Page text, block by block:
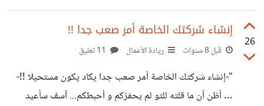
في التصميم الدقيق للأشياء(Layouts) .. لم أنتقل بعد إلى
flexbox و grid ... هل من طرق أو تقنيات مساعدة للمبتدئين
أمثالي؟ بعبارة أخرى هل من طرق أو أفكار رأيت أثرها الواضح
26
إنشاء شركتك الخاصة أمر صعب جدا !!
قبل 8 سنوات ريادة الأعمال
"-إنشاء شركتك الخاصة أمر صعب جدا يكاد يكون مستحيلا !!-
... أظن أن ما قلته للتو لم يحفزكم و أحبطكم... آسف سأعيد